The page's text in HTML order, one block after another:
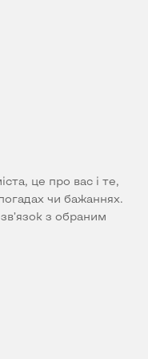
це про вас і те,
чи бажаннях.
з обраним